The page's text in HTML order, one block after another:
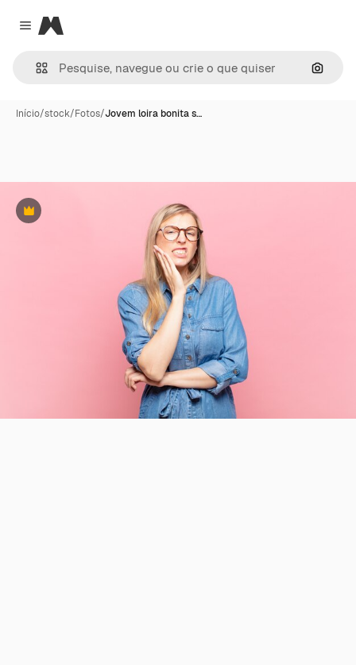
Close menu
Magnific
Início/stock/Fotos/Jovem loira bonita s…
Premium